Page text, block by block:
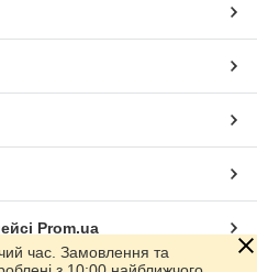
Prom.ua
час. Замовлення та